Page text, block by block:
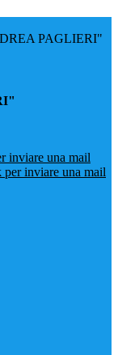
PAGLIERI"
inviare una mail
inviare una mail